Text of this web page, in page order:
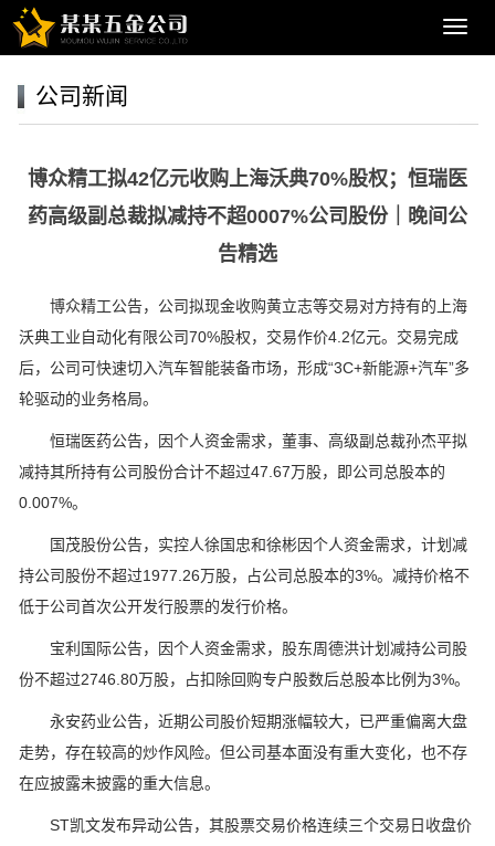
导
公司新闻
博众精工拟42亿元收购上海沃典70%股权；恒瑞医
药高级副总裁拟减持不超0007%公司股份｜晚间公
告精选
博众精工公告，公司拟现金收购黄立志等交易对方持有的上海
沃典工业自动化有限公司70%股权，交易作价4.2亿元。交易完成
后，公司可快速切入汽车智能装备市场，形成“3C+新能源+汽车”多
轮驱动的业务格局。
恒瑞医药公告，因个人资金需求，董事、高级副总裁孙杰平拟
减持其所持有公司股份合计不超过47.67万股，即公司总股本的
0.007%。
国茂股份公告，实控人徐国忠和徐彬因个人资金需求，计划减
持公司股份不超过1977.26万股，占公司总股本的3%。减持价格不
低于公司首次公开发行股票的发行价格。
宝利国际公告，因个人资金需求，股东周德洪计划减持公司股
份不超过2746.80万股，占扣除回购专户股数后总股本比例为3%。
永安药业公告，近期公司股价短期涨幅较大，已严重偏离大盘
走势，存在较高的炒作风险。但公司基本面没有重大变化，也不存
在应披露未披露的重大信息。
ST凯文发布异动公告，其股票交易价格连续三个交易日收盘价